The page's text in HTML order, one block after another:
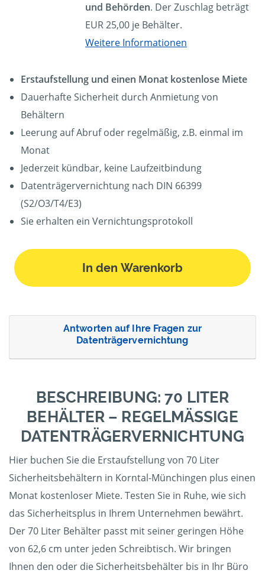
und Behörden. Der Zuschlag beträgt
EUR 25,00 je Behälter.
Weitere Informationen
Erstaufstellung und einen Monat kostenlose Miete
Dauerhafte Sicherheit durch Anmietung von
Behältern
Leerung auf Abruf oder regelmäßig, z.B. einmal im
Monat
Jederzeit kündbar, keine Laufzeitbindung
Datenträgervernichtung nach DIN 66399
(S2/O3/T4/E3)
Sie erhalten ein Vernichtungsprotokoll
In den Warenkorb
Antworten auf Ihre Fragen zur
Datenträgervernichtung
BESCHREIBUNG: 70 LITER
BEHÄLTER – REGELMÄSSIGE D
ATENTRÄGERVERNICHTUNG
Hier buchen Sie die Erstaufstellung von 70 Liter
Sicherheitsbehältern in Korntal-Münchingen plus einen
Monat kostenloser Miete. Testen Sie in Ruhe, wie sich
das Sicherheitsplus in Ihrem Unternehmen bewährt.
Der 70 Liter Behälter passt mit seiner geringen Höhe
von 62,6 cm unter jeden Schreibtisch. Wir bringen
Ihnen den oder die Sicherheitsbehälter bis in Ihr Büro